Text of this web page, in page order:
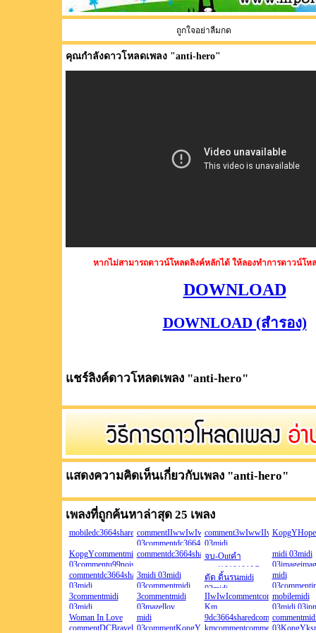
ถูกใจอย่าลืมกด
คุณกำลังดาวโหลดเพลง "anti-hero"
หากไม่สามารถดาวน์โหลดลิงค์หลักได้ ให้ลองทำการดาวน์โห
DOWNLOAD
DOWNLOAD (สำรอง)
แชร์ลิงค์ดาวโหลดเพลง "anti-hero"
แสดงความคิดเห็นเกี่ยวกับเพลง "anti-hero"
เพลงที่ถูกค้นหาล่าสุด 25 เพลง
03midi
KopgYcommentmidi
03commentu99noise
จบ-Outคำ
สาป
น
ตอบตอบสัญญา
นความหลัง<จูบ
จูบจูบจูบจูบจูบ
midi 03midi
In Love
03midi
03
3midi 03midi
03commentmidi
ตัด ดิ้นรนmidi
03midi
fi
midi
2288
3commentmidi
03midi
3commentmidi
03mazellov
Km
wwIIwIIwIwIIjpIIwIIwII40
Km wwIIw40
mobilemidi
03midi
In Love
Woman In Love
commentDCBravely
midi
03commentKopgYstirfy